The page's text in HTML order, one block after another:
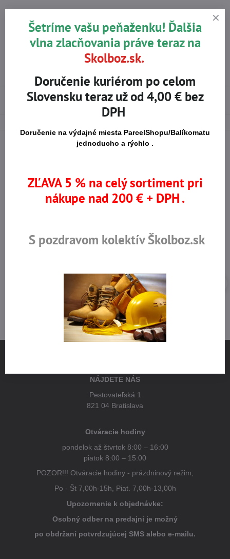
Miesto zosilnenia: Bez zosilnenia
Dlaň a prsty
Použité materiály
NÁJDETE NÁS
Pestovateľská 1
821 04 Bratislava
Otváracie hodiny
pondelok až štvrtok 8:00 – 16:00
piatok 8:00 – 15:00
POZOR!!! Otváracie hodiny - prázdninový režim,
Po - Št 7,00h-15h, Piat. 7,00h-13,00h
Upozornenie k objednávke:
Osobný odber na predajni je možný
po obdržaní potvrdzujúcej SMS alebo e-mailu.
Šetríme vašu peňaženku! Ďalšia
vlna zlacňovania práve teraz na
Skolboz.sk.
Doručenie kuriérom po celom
Slovensku teraz už od 4,00 € bez
DPH
Doručenie na výdajné miesta ParcelShopu/Balíkomatu
jednoducho a rýchlo .
ZĽAVA 5 % na celý sortiment pri
nákupe nad 200 € + DPH .
S pozdravom kolektív Školboz.sk